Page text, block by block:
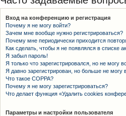
Вход на конференцию и регистрация
Почему я не могу войти?
Зачем мне вообще нужно регистрироваться?
Почему мне периодически приходится
Как сделать, чтобы я не появлялся в списке
Я забыл пароль!
Я только что зарегистрировался, но не могу
Я давно зарегистрирован, но больше не могу
Что такое COPPA?
Почему я не могу зарегистрироваться?
Что делает функция «Удалить cookies
Параметры и настройки пользователя